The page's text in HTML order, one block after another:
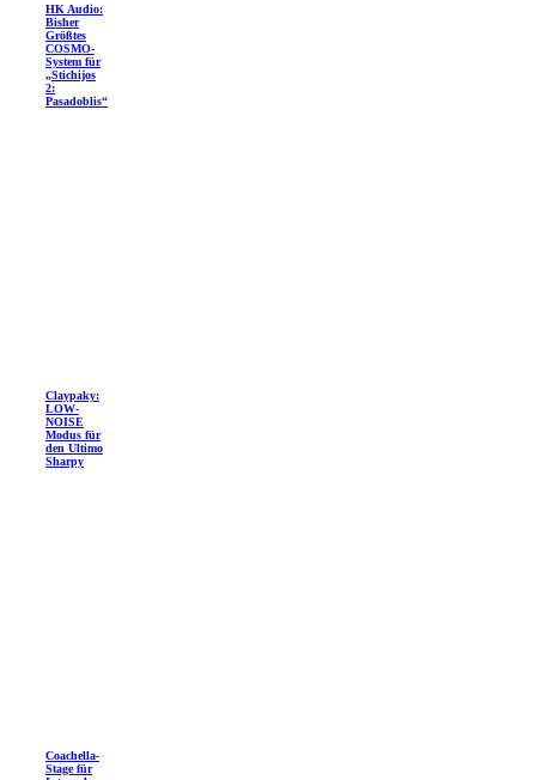
HK Audio:
Bisher
Größtes
COSMO-
System für
„Stichijos
2:
Pasadoblis“
Claypaky:
LOW-
NOISE
Modus für
den Ultimo
Sharpy
Coachella-
Stage für